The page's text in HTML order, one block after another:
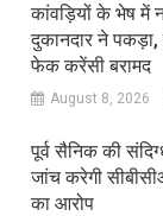
कांवड़ियों के भेष में
दुकानदार ने
फेक करेंसी बरामद
August 8, 2026
पूर्व सैनिक की
जांच करेगी
का आरोप